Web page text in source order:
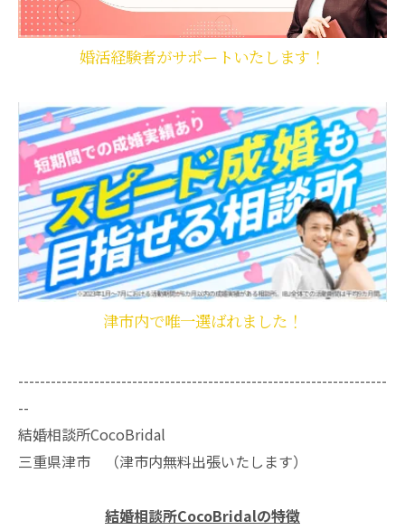
婚活経験者がサポートいたします！
津市内で唯一選ばれました！
--------------------------------------------------------------------
--
結婚相談所CocoBridal
三重県津市 （津市内無料出張いたします）
結婚相談所CocoBridalの特徴